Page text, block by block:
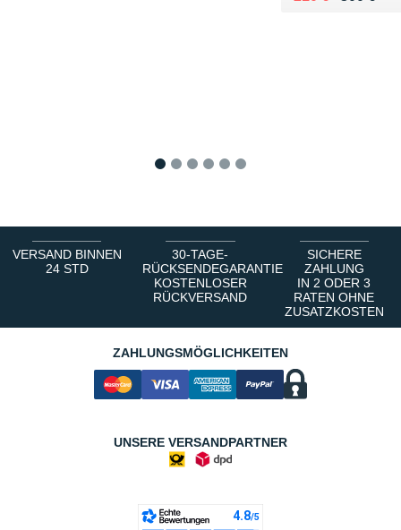
VERSAND BINNEN
24 STD
30-TAGE-
RÜCKSENDEGARANTIE
KOSTENLOSER
RÜCKVERSAND
SICHERE
ZAHLUNG
IN 2 ODER 3
RATEN OHNE
ZUSATZKOSTEN
ZAHLUNGSMÖGLICHKEITEN
UNSERE VERSANDPARTNER